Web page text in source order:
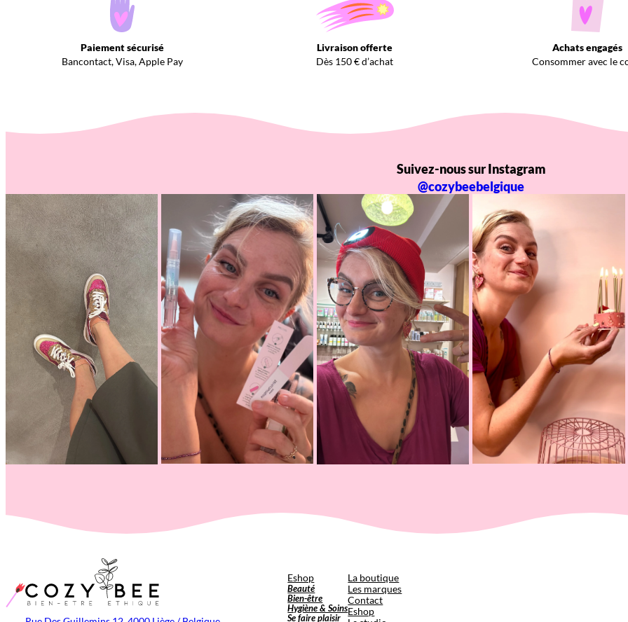
Paiement sécurisé
Bancontact, Visa, Apple Pay
Livraison offerte
Dès 150 € d’achat
Achats engagés
Consommer avec le
Suivez-nous sur Instagram
@cozybeebelgique
Eshop
Beauté
Bien-être
Hygiène & Soins
Se faire plaisir
La boutique
Les marques
Contact
Eshop